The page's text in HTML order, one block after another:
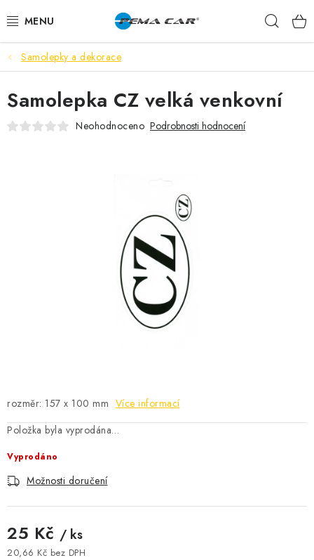
na
NOVINKY
DOPRODEJ
AUTODOPLŇKY
O nás Doprava Značky
Zásady zpracování osobních údajů
Samolepky a dekorace
rozměr: 157 x 100 mm Více informací
Položka byla vyprodána…
Vyprodáno
Možnosti doručení
25 Kč / ks
20,66 Kč bez DPH
Samolepka CZ velká venkovní
Neohodnoceno Podrobnosti hodnocení